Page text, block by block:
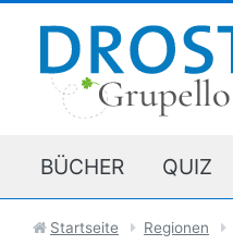
BÜCHER QUIZ
Startseite Regionen